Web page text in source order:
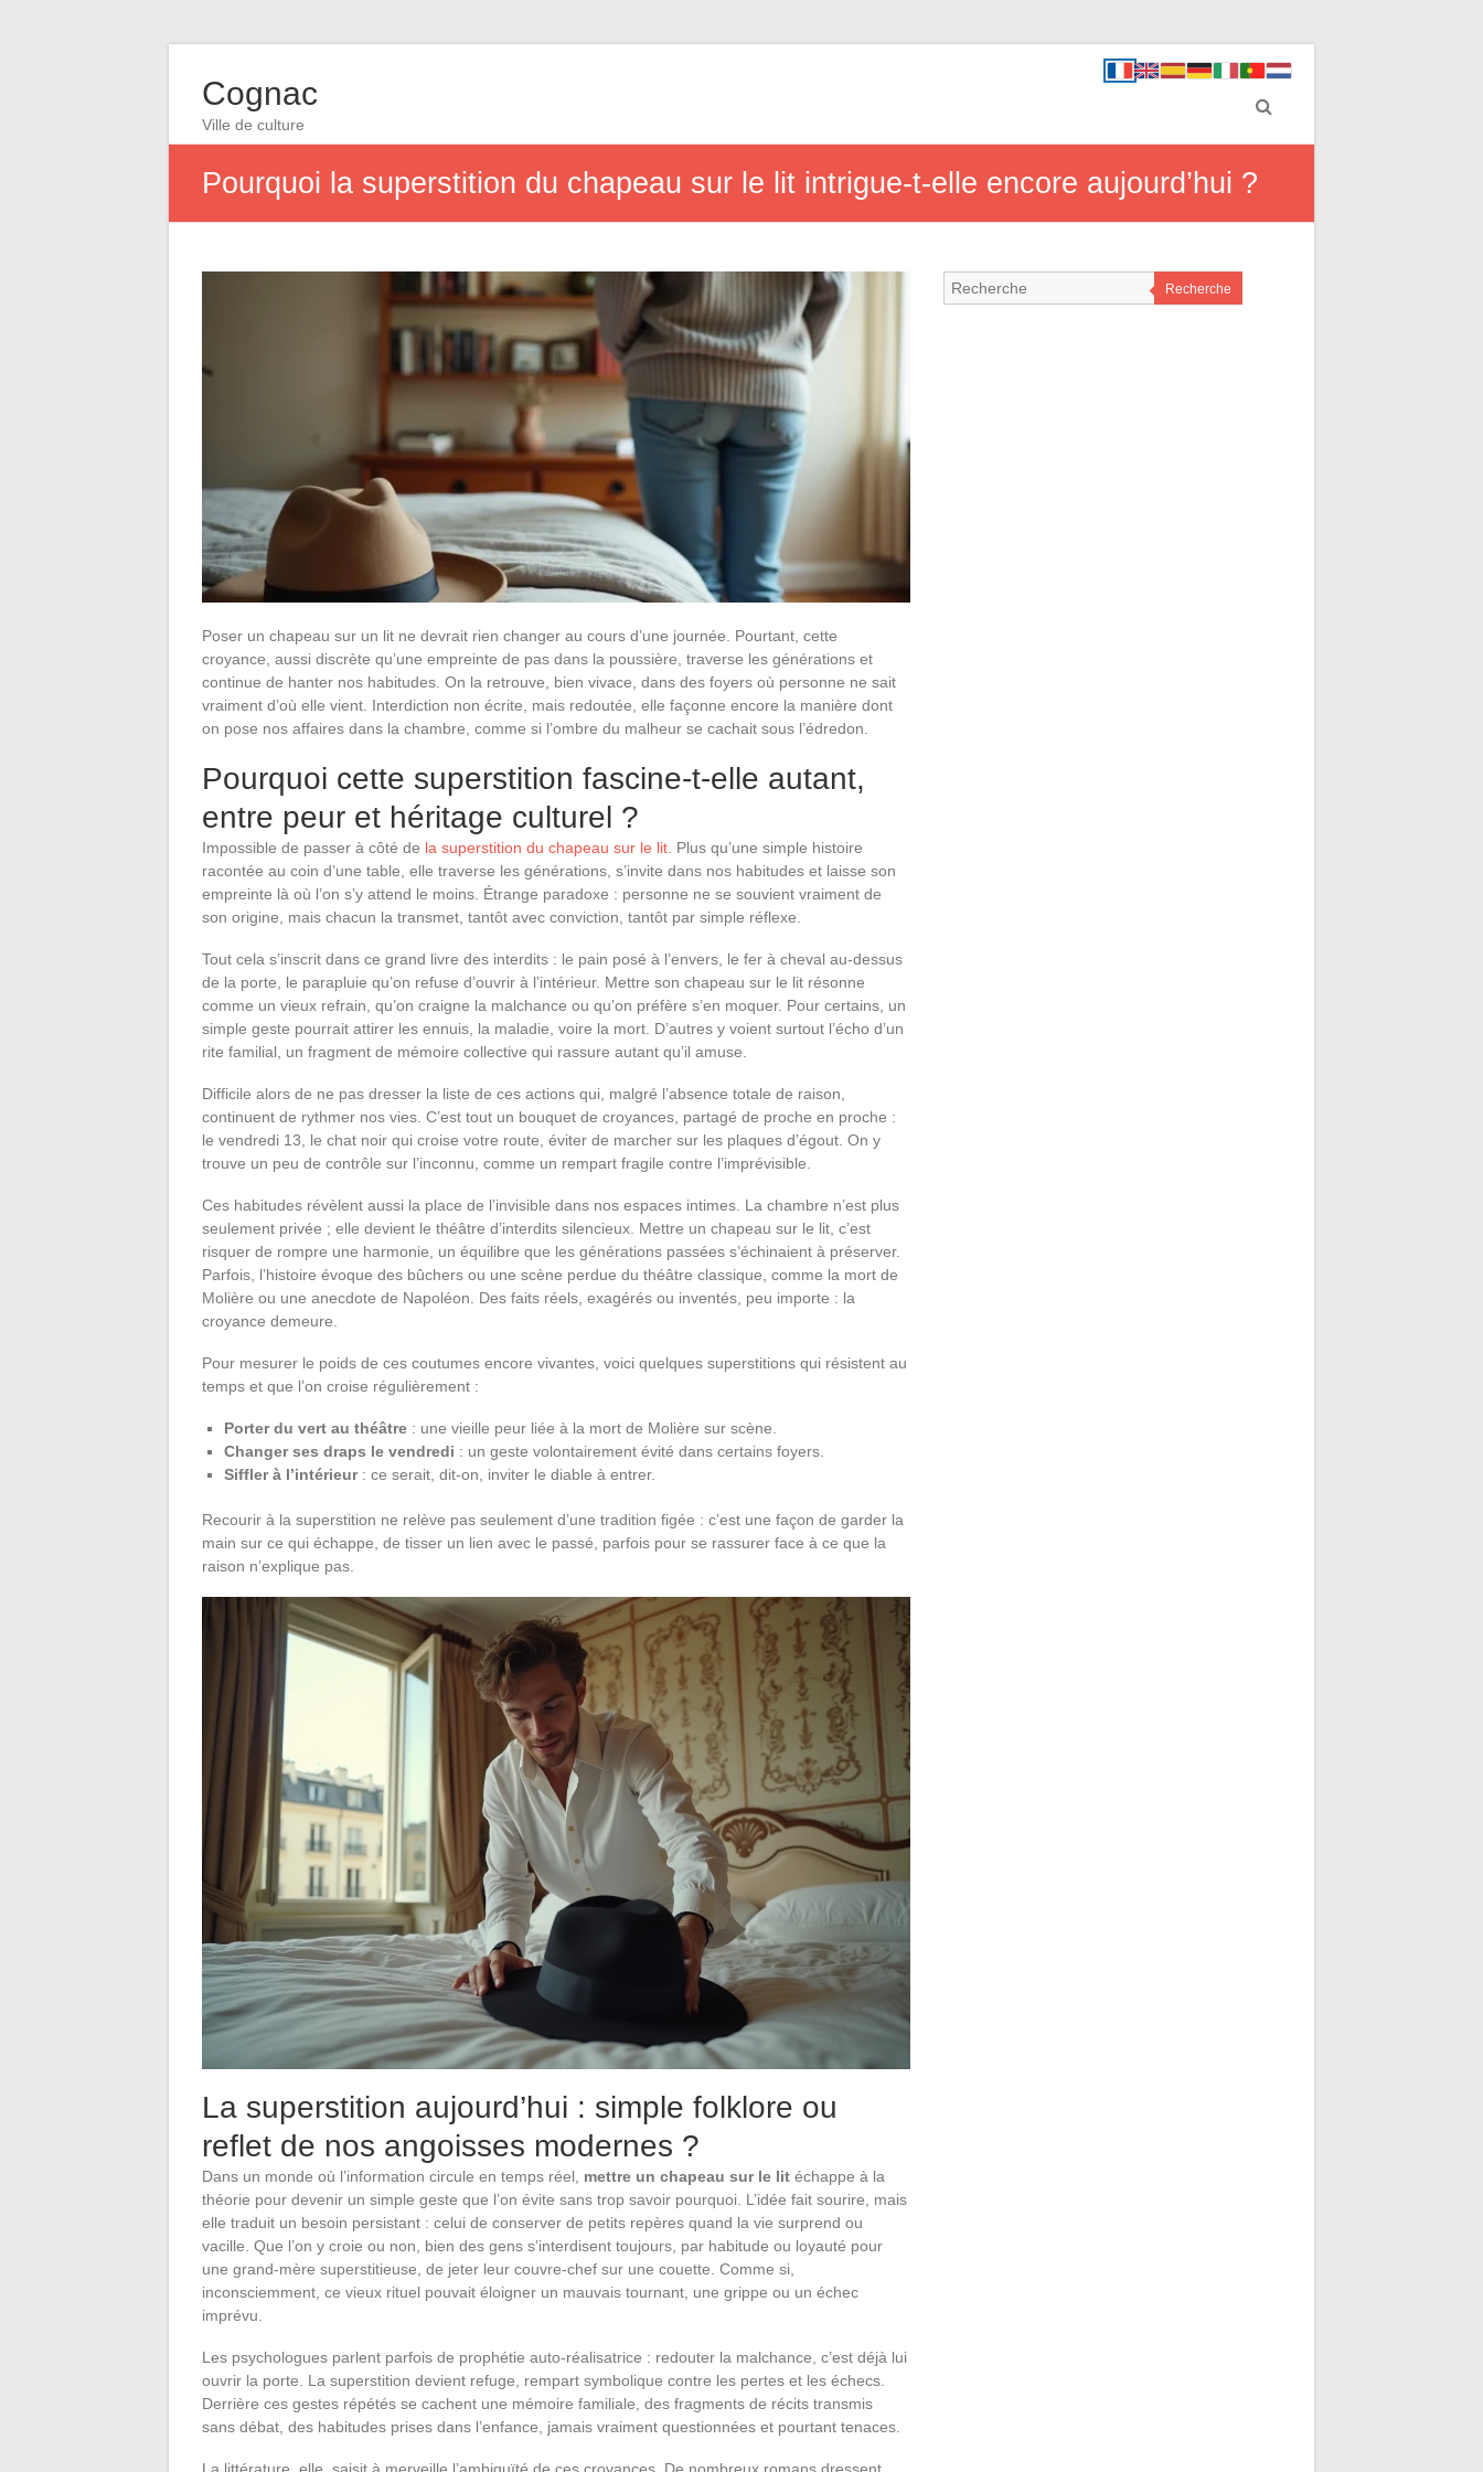
Cognac
Ville de culture
Pourquoi la superstition du chapeau sur le lit intrigue-t-elle encore aujourd’hui ?
Poser un chapeau sur un lit ne devrait rien changer au cours d’une journée. Pourtant, cette
croyance, aussi discrète qu’une empreinte de pas dans la poussière, traverse les générations et
continue de hanter nos habitudes. On la retrouve, bien vivace, dans des foyers où personne ne sait
vraiment d’où elle vient. Interdiction non écrite, mais redoutée, elle façonne encore la manière dont
on pose nos affaires dans la chambre, comme si l’ombre du malheur se cachait sous l’édredon.
Pourquoi cette superstition fascine-t-elle autant,
entre peur et héritage culturel ?
Impossible de passer à côté de la superstition du chapeau sur le lit . Plus qu’une simple histoire
racontée au coin d’une table, elle traverse les générations, s’invite dans nos habitudes et laisse son
empreinte là où l’on s’y attend le moins. Étrange paradoxe : personne ne se souvient vraiment de
son origine, mais chacun la transmet, tantôt avec conviction, tantôt par simple réflexe.
Tout cela s’inscrit dans ce grand livre des interdits : le pain posé à l’envers, le fer à cheval au-dessus
de la porte, le parapluie qu’on refuse d’ouvrir à l’intérieur. Mettre son chapeau sur le lit résonne
comme un vieux refrain, qu’on craigne la malchance ou qu’on préfère s’en moquer. Pour certains, un
simple geste pourrait attirer les ennuis, la maladie, voire la mort. D’autres y voient surtout l’écho d’un
rite familial, un fragment de mémoire collective qui rassure autant qu’il amuse.
Difficile alors de ne pas dresser la liste de ces actions qui, malgré l’absence totale de raison,
continuent de rythmer nos vies. C’est tout un bouquet de croyances, partagé de proche en proche :
le vendredi 13, le chat noir qui croise votre route, éviter de marcher sur les plaques d’égout. On y
trouve un peu de contrôle sur l’inconnu, comme un rempart fragile contre l’imprévisible.
Ces habitudes révèlent aussi la place de l’invisible dans nos espaces intimes. La chambre n’est plus
seulement privée ; elle devient le théâtre d’interdits silencieux. Mettre un chapeau sur le lit, c’est
risquer de rompre une harmonie, un équilibre que les générations passées s’échinaient à préserver.
Parfois, l’histoire évoque des bûchers ou une scène perdue du théâtre classique, comme la mort de
Molière ou une anecdote de Napoléon. Des faits réels, exagérés ou inventés, peu importe : la
croyance demeure.
Pour mesurer le poids de ces coutumes encore vivantes, voici quelques superstitions qui résistent au
temps et que l’on croise régulièrement :
Porter du vert au théâtre : une vieille peur liée à la mort de Molière sur scène.
Changer ses draps le vendredi : un geste volontairement évité dans certains foyers.
Siffler à l’intérieur: ce serait, dit-on, inviter le diable à entrer.
Recourir à la superstition ne relève pas seulement d’une tradition figée : c’est une façon de garder la
main sur ce qui échappe, de tisser un lien avec le passé, parfois pour se rassurer face à ce que la
raison n’explique pas.
La superstition aujourd’hui : simple folklore ou
reflet de nos angoisses modernes ?
Dans un monde où l’information circule en temps réel, mettre un chapeau sur le lit échappe à la
théorie pour devenir un simple geste que l’on évite sans trop savoir pourquoi. L’idée fait sourire, mais
elle traduit un besoin persistant : celui de conserver de petits repères quand la vie surprend ou
vacille. Que l’on y croie ou non, bien des gens s’interdisent toujours, par habitude ou loyauté pour
une grand-mère superstitieuse, de jeter leur couvre-chef sur une couette. Comme si,
inconsciemment, ce vieux rituel pouvait éloigner un mauvais tournant, une grippe ou un échec
imprévu.
Les psychologues parlent parfois de prophétie auto-réalisatrice : redouter la malchance, c’est déjà lui
ouvrir la porte. La superstition devient refuge, rempart symbolique contre les pertes et les échecs.
Derrière ces gestes répétés se cachent une mémoire familiale, des fragments de récits transmis
sans débat, des habitudes prises dans l’enfance, jamais vraiment questionnées et pourtant tenaces.
Recherche